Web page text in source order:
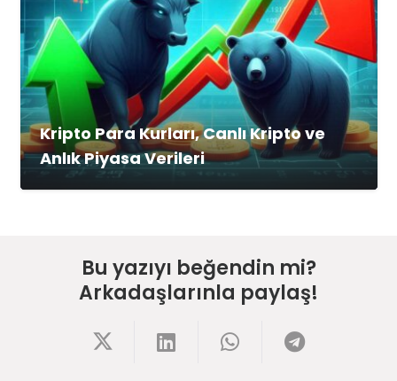
Kripto Para Kurları, Canlı Kripto ve
Anlık Piyasa Verileri
Bu yazıyı beğendin mi?
Arkadaşlarınla paylaş!